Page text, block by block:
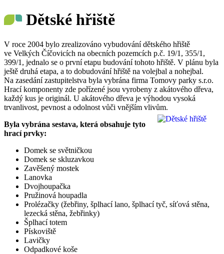
Dětské hřiště
V roce 2004 bylo zrealizováno vybudování dětského hřiště
ve Velkých Číčovicích na obecních pozemcích p.č. 19/1, 355/1,
399/1, jednalo se o první etapu budování tohoto hřiště. V plánu byla
ještě druhá etapa, a to dobudování hřiště na volejbal a nohejbal.
Na zasedání zastupitelstva byla vybrána firma Tomovy parky s.r.o.
Hrací komponenty zde pořízené jsou vyrobeny z akátového dřeva,
každý kus je originál. U akátového dřeva je výhodou vysoká
trvanlivost, pevnost a odolnost vůči vnějším vlivům.
Byla vybrána sestava, která obsahuje tyto
hrací prvky:
Domek se světničkou
Domek se skluzavkou
Zavěšený mostek
Lanovka
Dvojhoupačka
Pružinová houpadla
Prolézačky (žebřiny, šplhací lano, šplhací tyč, síťová stěna,
lezecká stěna, žebřinky)
Šplhací totem
Pískoviště
Lavičky
Odpadkové koše